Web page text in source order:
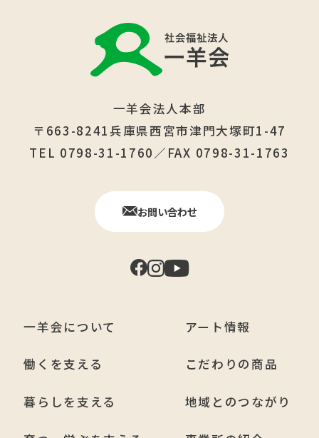
一羊会法人本部
〒663-8241兵庫県西宮市津門大塚町1-47
TEL 0798-31-1760／FAX 0798-31-1763
お問い合わせ
一羊会について
働くを支える
暮らしを支える
アート情報
こだわりの商品
地域とのつながり